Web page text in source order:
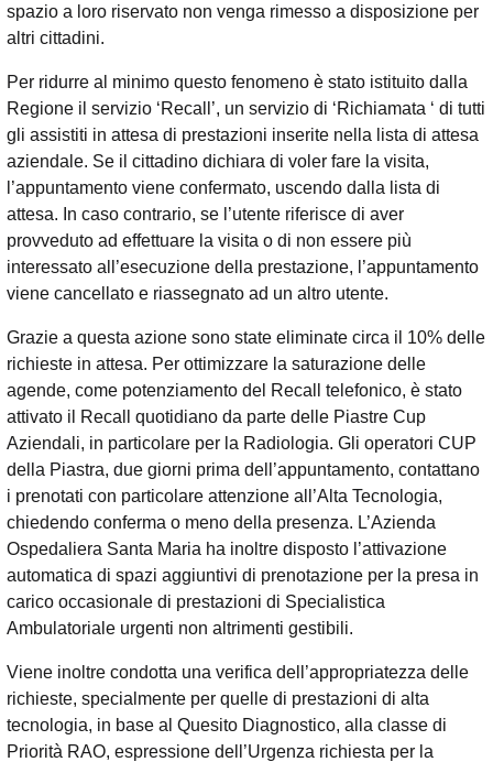
spazio a loro riservato non venga rimesso a disposizione per
altri cittadini.
Per ridurre al minimo questo fenomeno è stato istituito dalla
Regione il servizio ‘Recall’, un servizio di ‘Richiamata ‘ di tutti
gli assistiti in attesa di prestazioni inserite nella lista di attesa
aziendale. Se il cittadino dichiara di voler fare la visita,
l’appuntamento viene confermato, uscendo dalla lista di
attesa. In caso contrario, se l’utente riferisce di aver
provveduto ad effettuare la visita o di non essere più
interessato all’esecuzione della prestazione, l’appuntamento
viene cancellato e riassegnato ad un altro utente.
Grazie a questa azione sono state eliminate circa il 10% delle
richieste in attesa. Per ottimizzare la saturazione delle
agende, come potenziamento del Recall telefonico, è stato
attivato il Recall quotidiano da parte delle Piastre Cup
Aziendali, in particolare per la Radiologia. Gli operatori CUP
della Piastra, due giorni prima dell’appuntamento, contattano
i prenotati con particolare attenzione all’Alta Tecnologia,
chiedendo conferma o meno della presenza. L’Azienda
Ospedaliera Santa Maria ha inoltre disposto l’attivazione
automatica di spazi aggiuntivi di prenotazione per la presa in
carico occasionale di prestazioni di Specialistica
Ambulatoriale urgenti non altrimenti gestibili.
Viene inoltre condotta una verifica dell’appropriatezza delle
richieste, specialmente per quelle di prestazioni di alta
tecnologia, in base al Quesito Diagnostico, alla classe di
Priorità RAO, espressione dell’Urgenza richiesta per la